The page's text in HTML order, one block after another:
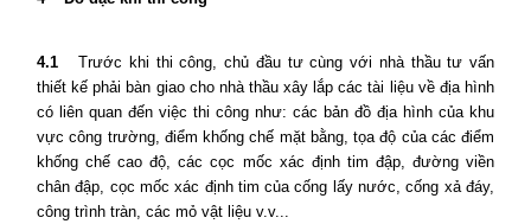
4.1
Trước khi thi công, chủ đầu tư cùng với nhà thầu tư vấn
thiết kế phải bàn giao cho nhà thầu xây lắp các tài liệu về địa hình
có liên quan đến việc thi công như: các bản đồ địa hình của khu
vực công trường, điểm khống chế mặt bằng, tọa độ của các điểm
khống chế cao độ, các cọc mốc xác định tim đập, đường viền
chân đập, cọc mốc xác định tim của cống lấy nước, cống xả đáy,
công trình tràn, các mỏ vật liệu v.v...